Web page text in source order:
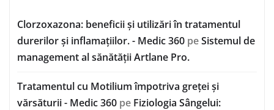
Clorzoxazona: beneficii și utilizări în tratamentul
durerilor și inflamațiilor. - Medic 360 peSistemul de
management al sănătății Artlane Pro.
Tratamentul cu Motilium împotriva greței și
vărsăturii - Medic 360 pe Fiziologia Sângelui: